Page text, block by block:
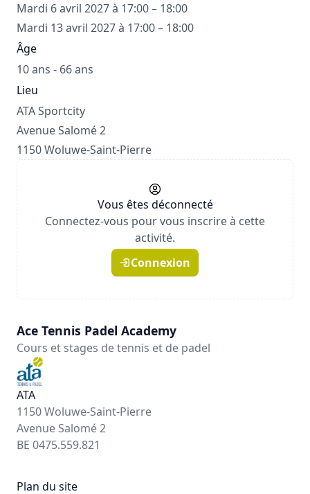
Mardi 6 avril 2027 à 17:00 – 18:00
Mardi 13 avril 2027 à 17:00 – 18:00
Âge
10 ans - 66 ans
Lieu
ATA Sportcity
Avenue Salomé 2
1150 Woluwe-Saint-Pierre
Vous êtes déconnecté
Connectez-vous pour vous inscrire à cette
activité.
Connexion
Ace Tennis Padel Academy
Cours et stages de tennis et de padel
ATA
1150 Woluwe-Saint-Pierre
Avenue Salomé 2
BE 0475.559.821
Plan du site